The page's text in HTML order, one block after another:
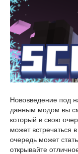
Нововведение под
данным модом вы
который в свою
может встречаться
очередь может
открывайте